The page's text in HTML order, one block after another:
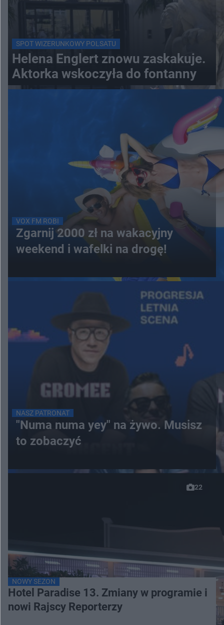
SPOT WIZERUNKOWY POLSATU
Helena Englert znowu zaskakuje.
Aktorka wskoczyła do fontanny
VOX FM ROBI
Zgarnij 2000 zł na wakacyjny
weekend i wafelki na drogę!
NASZ PATRONAT
"Numa numa yey" na żywo. Musisz
to zobaczyć
22
NOWY SEZON
Hotel Paradise 13. Zmiany w programie i
nowi Rajscy Reporterzy